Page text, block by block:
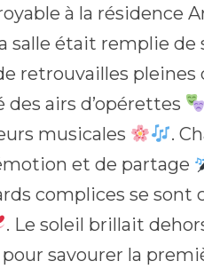
à la résidence
salle était remplie de
retrouvailles pleines
des airs d’opérettes
musicales
.
et de partage
complices se sont
. Le soleil brillait
savourer la